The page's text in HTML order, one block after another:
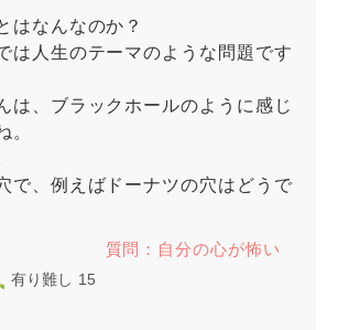
はなんなのか？
は人生のテーマのような問題です
は、ブラックホールのように感じ
。
で、例えばドーナツの穴はどうで
質問：自分の心が怖い
有り難し 15